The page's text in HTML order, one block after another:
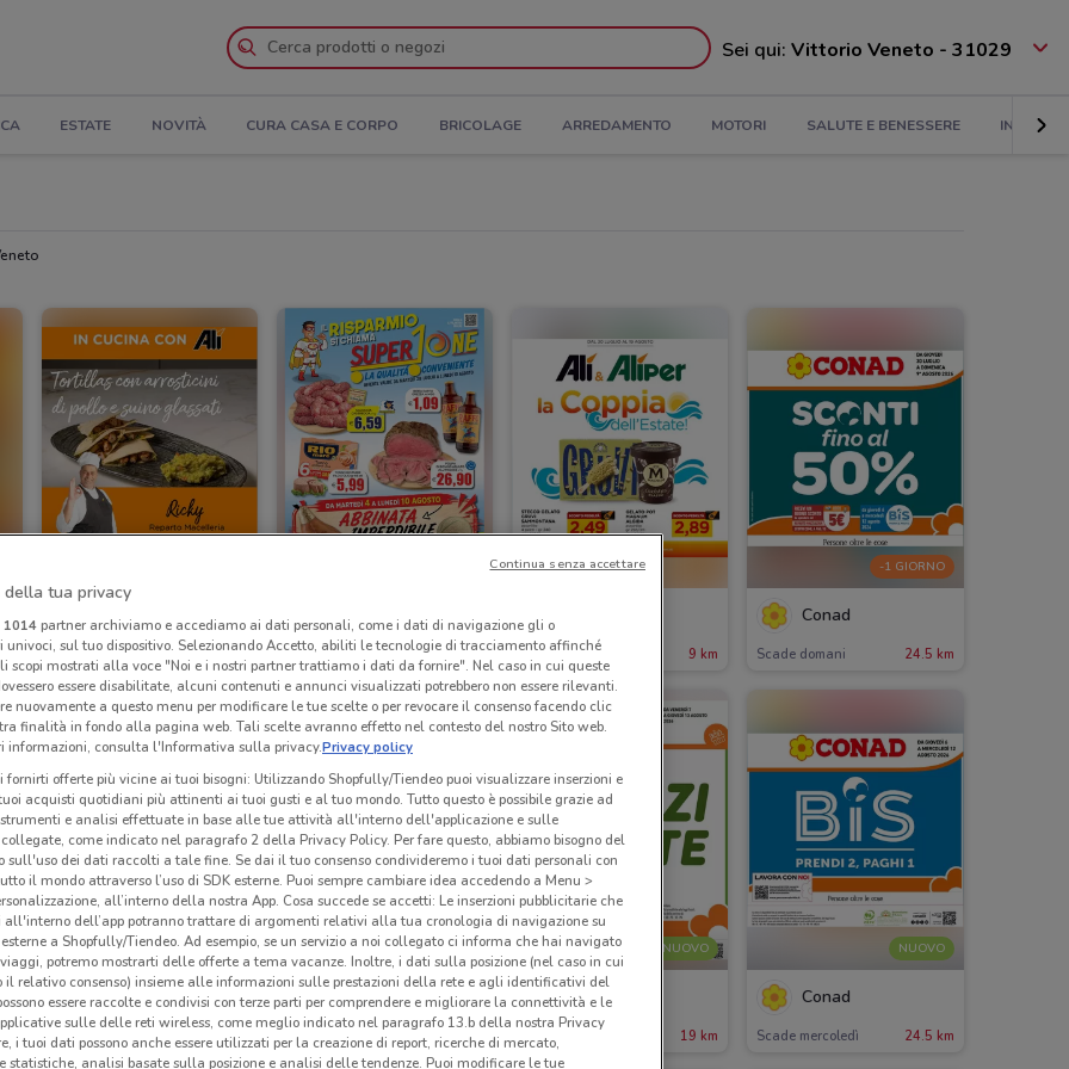
Sei qui: Vittorio Veneto - 31029
ESTATE NOVITÀ CURA CASA E CORPO BRICOLAGE ARREDAMENTO MOTORI SALUTE E BENESSERE INFANZIA
Alì e Alìper
Scade il 19/08 9 km
SuperOne
Scade lunedì 16.4 km Scade il 19/08 9 km
-1 GIORNO
Conad
Scade domani 24.5 km
Toys Center
Scade il 31/12 25 km
NUOVO
JYSK
Scade mercoledì 11.8 km
NUOVO
Conad City
Scade giovedì 19 km
NUOVO
Conad
Scade mercoledì 24.5 km
della tua privacy
1014partner archiviamo e accediamo ai dati personali, come i dati di navigazione gli o
sul tuo dispositivo. Selezionando Accetto, abiliti le tecnologie di tracciamento affinché
scopi mostrati alla voce "Noi e i nostri partner trattiamo i dati da fornire". Nel caso in cui queste
essere disabilitate, alcuni contenuti e annunci visualizzati potrebbero non essere rilevanti.
nuovamente a questo menu per modificare le tue scelte o per revocare il consenso facendo clic
finalità in fondo alla pagina web. Tali scelte avranno effetto nel contesto del nostro Sito web.
informazioni, consulta l'Informativa sulla privacy.Privacy policy
fornirti offerte più vicine ai tuoi bisogni: Utilizzando Shopfully/Tiendeo puoi visualizzare inserzioni e
acquisti quotidiani più attinenti ai tuoi gusti e al tuo mondo. Tutto questo è possibile grazie ad
e analisi effettuate in base alle tue attività all'interno dell'applicazione e sulle
come indicato nel paragrafo 2 della Privacy Policy. Per fare questo, abbiamo bisogno del
sull'uso dei dati raccolti a tale fine. Se dai il tuo consenso condivideremo i tuoi dati personali con
il mondo attraverso l’uso di SDK esterne. Puoi sempre cambiare idea accedendo a Menu >
all’interno della nostra App. Cosa succede se accetti: Le inserzioni pubblicitarie che
all'interno dell’app potranno trattare di argomenti relativi alla tua cronologia di navigazione su
a Shopfully/Tiendeo. Ad esempio, se un servizio a noi collegato ci informa che hai navigato
potremo mostrarti delle offerte a tema vacanze. Inoltre, i dati sulla posizione (nel caso in cui
il relativo consenso) insieme alle informazioni sulle prestazioni della rete e agli identificativi del
essere raccolte e condivisi con terze parti per comprendere e migliorare la connettività e le
sulle delle reti wireless, come meglio indicato nel paragrafo 13.b della nostra Privacy
i tuoi dati possono anche essere utilizzati per la creazione di report, ricerche di mercato,
statistiche, analisi basate sulla posizione e analisi delle tendenze. Puoi modificare le tue
Continua senza accettare